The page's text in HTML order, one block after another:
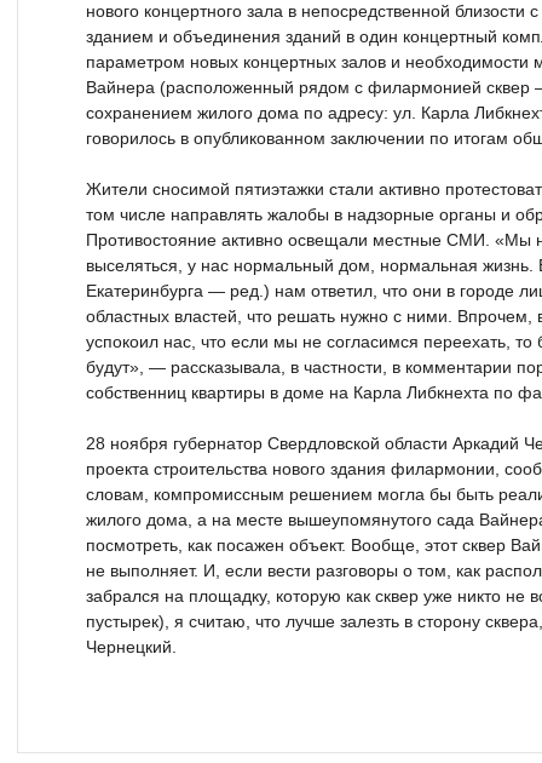
нового концертного зала в непосредственной
зданием и объединения зданий в один концертный
параметром новых концертных залов и необходимости
Вайнера (расположенный рядом с филармонией сквер
сохранением жилого дома по адресу: ул. Карла
говорилось в опубликованном заключении по итогам
Жители сносимой пятиэтажки стали активно
том числе направлять жалобы в надзорные органы и
Противостояние активно освещали местные СМИ. «Мы
выселяться, у нас нормальный дом, нормальная
Екатеринбурга — ред.) нам ответил, что они в городе
областных властей, что решать нужно с ними. Впрочем,
успокоил нас, что если мы не согласимся переехать,
будут», — рассказывала, в частности, в комментарии
собственниц квартиры в доме на Карла Либкнехта по
28 ноября губернатор Свердловской области Аркадий
проекта строительства нового здания филармонии,
словам, компромиссным решением могла бы быть
жилого дома, а на месте вышеупомянутого сада
посмотреть, как посажен объект. Вообще, этот сквер
не выполняет. И, если вести разговоры о том, как
забрался на площадку, которую как сквер уже никто не
пустырек), я считаю, что лучше залезть в сторону
Чернецкий.